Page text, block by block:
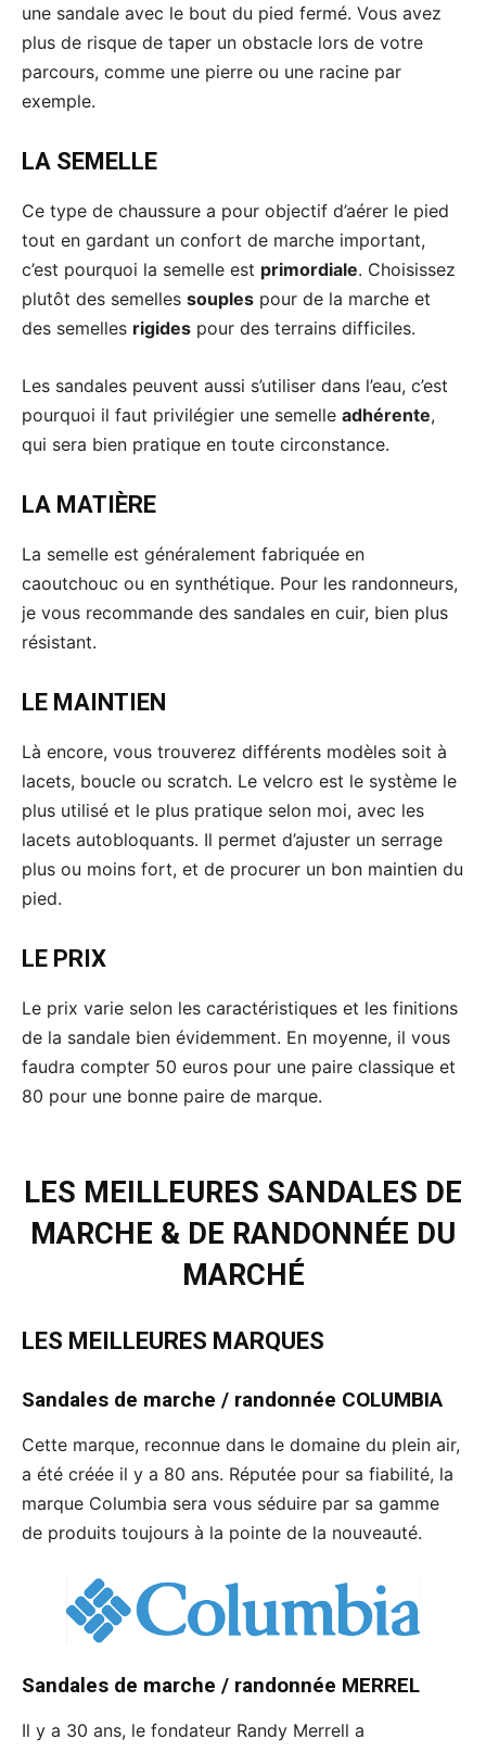
une sandale avec le bout du pied fermé. Vous avez
plus de risque de taper un obstacle lors de votre
parcours, comme une pierre ou une racine par
exemple.
LA SEMELLE
Ce type de chaussure a pour objectif d’aérer le pied
tout en gardant un confort de marche important,
c’est pourquoi la semelle est primordiale. Choisissez
plutôt des semelles souples pour de la marche et
des semelles rigides pour des terrains difficiles.
Les sandales peuvent aussi s’utiliser dans l’eau, c’est
pourquoi il faut privilégier une semelle adhérente,
qui sera bien pratique en toute circonstance.
LA MATIÈRE
La semelle est généralement fabriquée en
caoutchouc ou en synthétique. Pour les randonneurs,
je vous recommande des sandales en cuir, bien plus
résistant.
LE MAINTIEN
Là encore, vous trouverez différents modèles soit à
lacets, boucle ou scratch. Le velcro est le système le
plus utilisé et le plus pratique selon moi, avec les
lacets autobloquants. Il permet d’ajuster un serrage
plus ou moins fort, et de procurer un bon maintien du
pied.
LE PRIX
Le prix varie selon les caractéristiques et les finitions
de la sandale bien évidemment. En moyenne, il vous
faudra compter 50 euros pour une paire classique et
80 pour une bonne paire de marque.
LES MEILLEURES SANDALES DE
MARCHE & DE RANDONNÉE DU
MARCHÉ
LES MEILLEURES MARQUES
Sandales de marche / randonnée COLUMBIA
Cette marque, reconnue dans le domaine du plein air,
a été créée il y a 80 ans. Réputée pour sa fiabilité, la
marque Columbia sera vous séduire par sa gamme
de produits toujours à la pointe de la nouveauté.
Sandales de marche / randonnée MERREL
Il y a 30 ans, le fondateur Randy Merrell a